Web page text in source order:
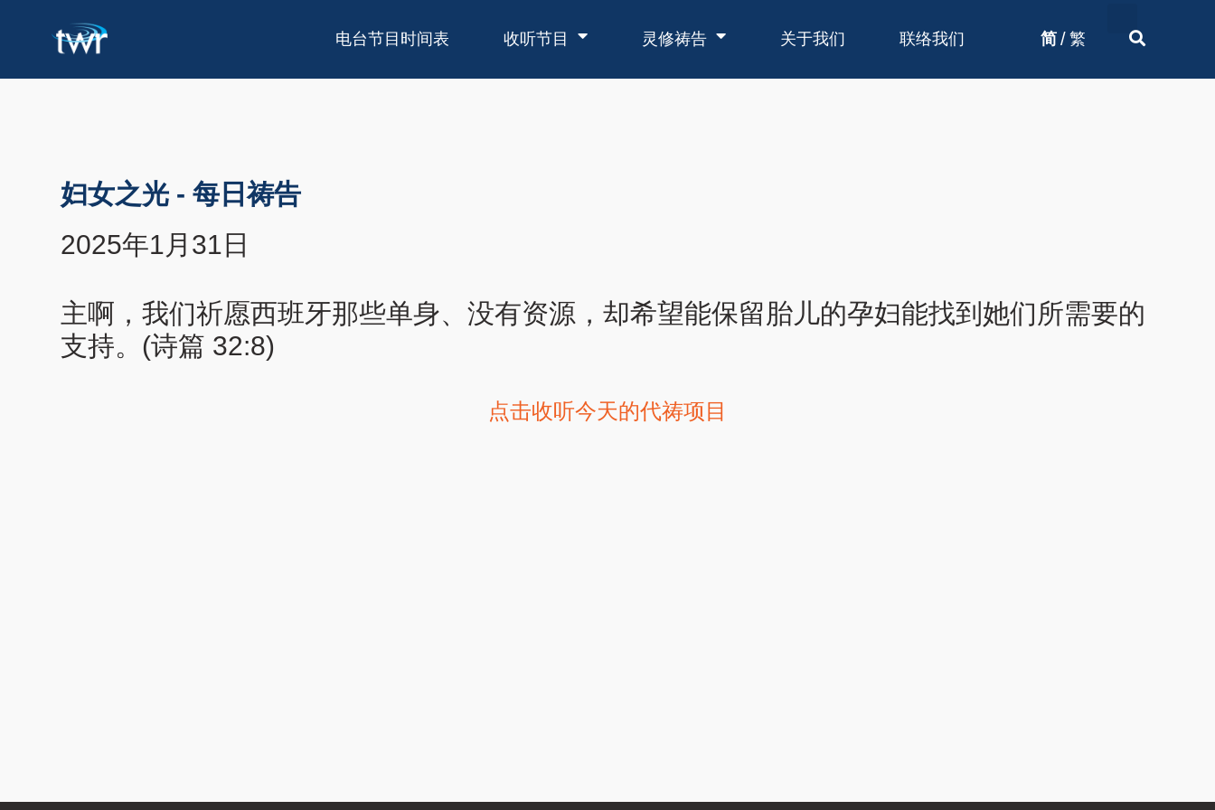
电台节目时间表 收听节目 灵修祷告 关于我们 联络我们 简 / 繁
妇女之光 - 每日祷告
2025年1月31日
主啊，我们祈愿西班牙那些单身、没有资源，却希望能保留胎儿的孕妇能找到她们所需要的
支持。(诗篇 32:8)
点击收听今天的代祷项目